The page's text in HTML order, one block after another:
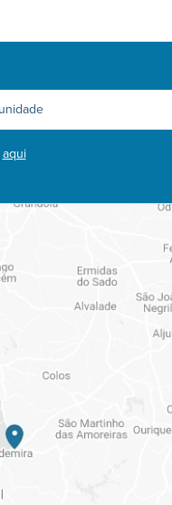
aqui